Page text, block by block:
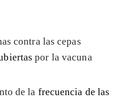
contra las cepas
por la vacuna
de la frecuencia de las